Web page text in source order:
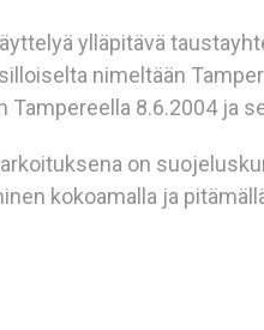
ylläpitävä
nimeltään
Tampereella 8.6.2004 ja
on
kokoamalla ja